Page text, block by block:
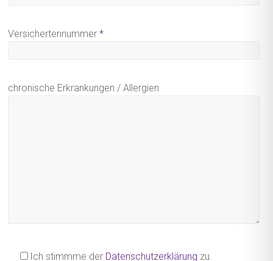
Versichertennummer*
chronische Erkrankungen / Allergien
Ich stimmme der Datenschutzerklärung zu.